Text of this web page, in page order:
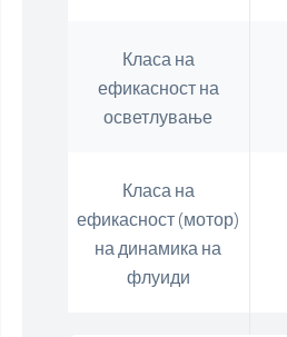
Класа на
ефикасност на
осветлување
Класа на
ефикасност (мотор)
на динамика на
флуиди